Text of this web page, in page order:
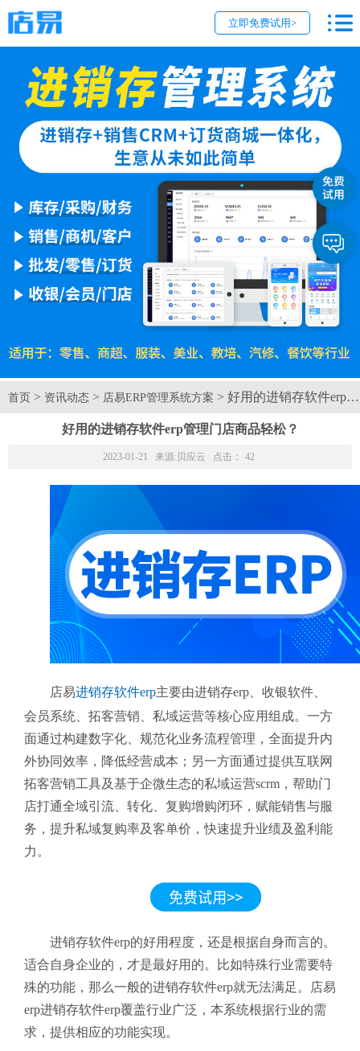
立即免费试用>
首页 > 资讯动态 > 店易ERP管理系统方案 > 好用的进销存软件erp
好用的进销存软件erp管理门店商品轻松？
2023-01-21 来源: 贝应云 点击： 42
店易进销存软件erp主要由进销存erp、收银软件、
会员系统、拓客营销、私域运营等核心应用组成。一方
面通过构建数字化、规范化业务流程管理，全面提升内
外协同效率，降低经营成本；另一方面通过提供互联网
拓客营销工具及基于企微生态的私域运营scrm，帮助门
店打通全域引流、转化、复购增购闭环，赋能销售与服
务，提升私域复购率及客单价，快速提升业绩及盈利能
力。
进销存软件erp的好用程度，还是根据自身而言的。
适合自身企业的，才是最好用的。比如特殊行业需要特
殊的功能，那么一般的进销存软件erp就无法满足。店易
erp进销存软件erp覆盖行业广泛，本系统根据行业的需
求，提供相应的功能实现。